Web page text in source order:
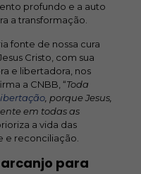
profundo e a auto
a transformação.
fonte de nossa cura
Cristo, com sua
e libertadora, nos
a CNBB, “Toda
, porque Jesus,
em todas as
a vida das
e reconciliação.
para